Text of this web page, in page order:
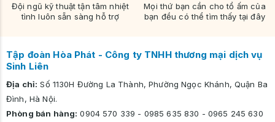
Đội ngũ kỹ thuật tận tâm nhiệt
tình luôn sẵn sàng hỗ trợ
Mọi thứ bạn cần cho tổ ấm của
bạn đều có thể tìm thấy tại đây
Tập đoàn Hòa Phát - Công ty TNHH thương mại dịch vụ
Sinh Liên
Địa chỉ: Số 1130H Đường La Thành, Phường Ngọc Khánh, Quận Ba
Đình, Hà Nội.
Phòng bán hàng: 0904 570 339 - 0985 635 830 - 0965 245 630